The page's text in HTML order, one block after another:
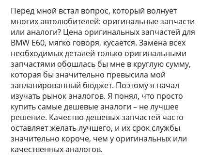
Перед мной встал вопрос, который волнует
многих автолюбителей: оригинальные запчасти
или аналоги? Цена оригинальных запчастей для
BMW E60, мягко говоря, кусается. Замена всех
необходимых деталей только оригинальными
запчастями обошлась бы мне в круглую сумму,
которая бы значительно превысила мой
запланированный бюджет. Поэтому я начал
изучать рынок аналогов. Я понял, что просто
купить самые дешевые аналоги – не лучшее
решение. Качество дешевых запчастей часто
оставляет желать лучшего, и их срок службы
значительно короче, чем у оригинальных или
качественных аналогов.